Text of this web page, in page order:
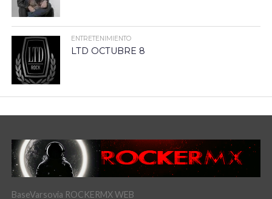
ENTRETENIMIENTO
LTD OCTUBRE 8
BaseVarsovia ROCKERMX WEB